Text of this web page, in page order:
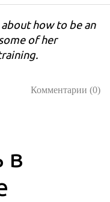
about how to be an
of her
Комментарии (0)
в